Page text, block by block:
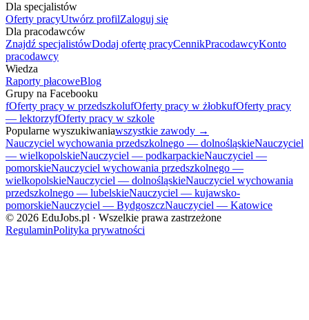
Dla specjalistów
Oferty pracyUtwórz profilZaloguj się
Dla pracodawców
Znajdź specjalistówDodaj ofertę pracyCennikPracodawcyKonto
pracodawcy
Wiedza
Raporty płacoweBlog
Grupy na Facebooku
fOferty pracy w przedszkolufOferty pracy w żłobkufOferty pracy
— lektorzyfOferty pracy w szkole
Popularne wyszukiwaniawszystkie zawody →
Nauczyciel wychowania przedszkolnego — dolnośląskieNauczyciel
— wielkopolskieNauczyciel — podkarpackieNauczyciel —
pomorskieNauczyciel wychowania przedszkolnego —
wielkopolskieNauczyciel — dolnośląskieNauczyciel wychowania
przedszkolnego — lubelskieNauczyciel — kujawsko-
pomorskieNauczyciel — BydgoszczNauczyciel — Katowice
© 2026 EduJobs.pl · Wszelkie prawa zastrzeżone
RegulaminPolityka prywatności